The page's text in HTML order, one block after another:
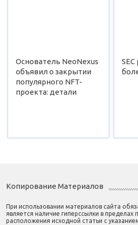
Основатель NeoNexus
объявил о закрытии
популярного NFT-
проекта: детали
Копирование Материалов
При использовании материалов сайта
является наличие гиперссылки в пределах
расположения исходной статьи с